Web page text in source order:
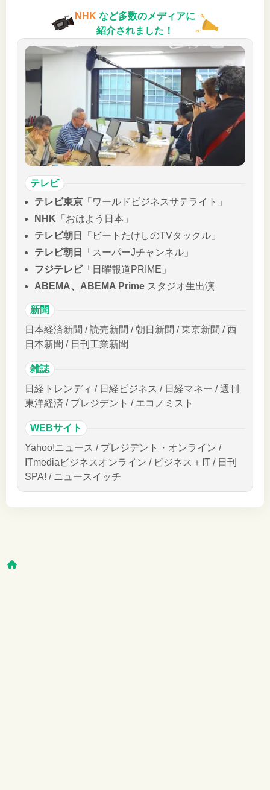
NHK など多数のメディアに
紹介されました！
テレビ
テレビ東京 「ワールドビジネスサテライト」
NHK 「おはよう日本」
テレビ朝日
「ビートたけしのTVタックル」
テレビ朝日
「スーパーJチャンネル」
フジテレビ「日曜報道PRIME」
ABEMA、ABEMA Prime スタジオ生出演
新聞
日本経済新聞 / 読売新聞 / 朝日新聞 / 東京新聞 / 西
日本新聞 / 日刊工業新聞
雑誌
日経トレンディ / 日経ビジネス / 日経マネー / 週刊
東洋経済 / プレジデント / エコノミスト
WEBサイト
Yahoo!ニュース / プレジデント・オンライン /
ITmediaビジネスオンライン / ビジネス＋IT / 日刊
SPA! / ニュースイッチ